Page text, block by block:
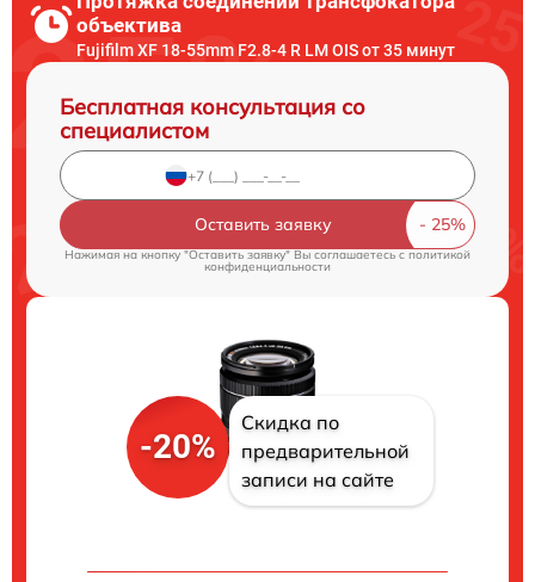
объектива
Fujifilm XF 18-55mm F2.8-4 R LM OIS от 35 минут
Бесплатная консультация со
специалистом
Оставить заявку
Нажимая на кнопку "Оставить заявку" Вы соглашаетесь c политикой
конфиденциальности
-20%
Скидка по
предварительной
записи на сайте